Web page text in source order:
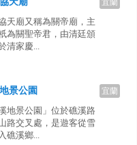
宜蘭
天廟又稱為關帝廟，主
為關聖帝君，由清廷頒
清家慶...
宜蘭
景公園
溪地景公園」位於礁溪路
路交叉處，是遊客從雪
礁溪鄉...